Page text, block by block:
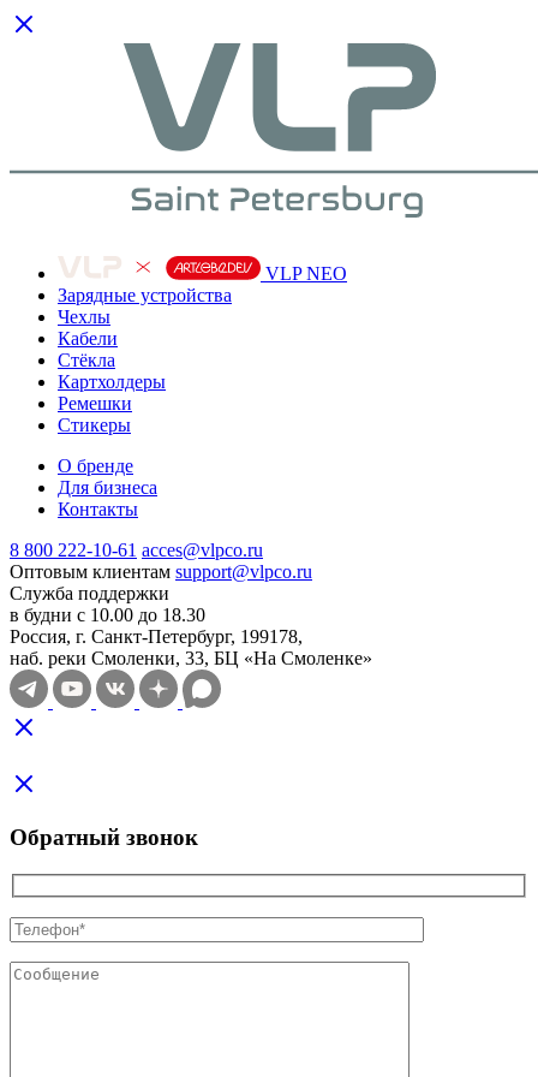
VLP NEO
Зарядные устройства
Чехлы
Кабели
Cтёкла
Картхолдеры
Ремешки
Стикеры
О бренде
Для бизнеса
Контакты
8 800 222-10-61 acces@vlpco.ru
Оптовым клиентам support@vlpco.ru
Служба поддержки
в будни с 10.00 до 18.30
Россия, г. Санкт-Петербург, 199178,
наб. реки Смоленки, 33, БЦ «На Смоленке»
Обратный звонок